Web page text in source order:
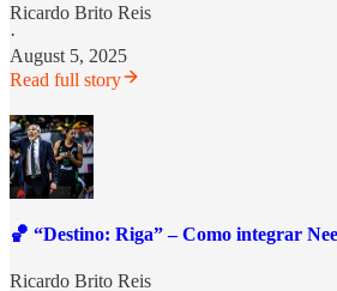
Ricardo Brito Reis
·
August 5, 2025
Read full story
🏀 “Destino: Riga” – Como integrar
Ricardo Brito Reis